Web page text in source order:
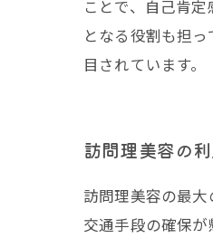
ことで、自己肯
となる役割も担
目されています。
訪問理美容の
訪問理美容の最
交通手段の確保